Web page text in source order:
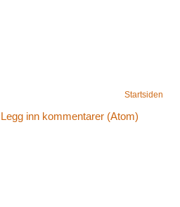
Startsiden
Legg inn kommentarer (Atom)